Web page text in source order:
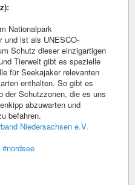
Nationalpark
und ist als UNESCO-
Schutz dieser einzigartigen
Tierwelt gibt es spezielle
für Seekajaker relevanten
enthalten. So gibt es
der Schutzzonen, die es uns
abzuwarten und
befahren.
Niedersachsen e.V.
#nordsee